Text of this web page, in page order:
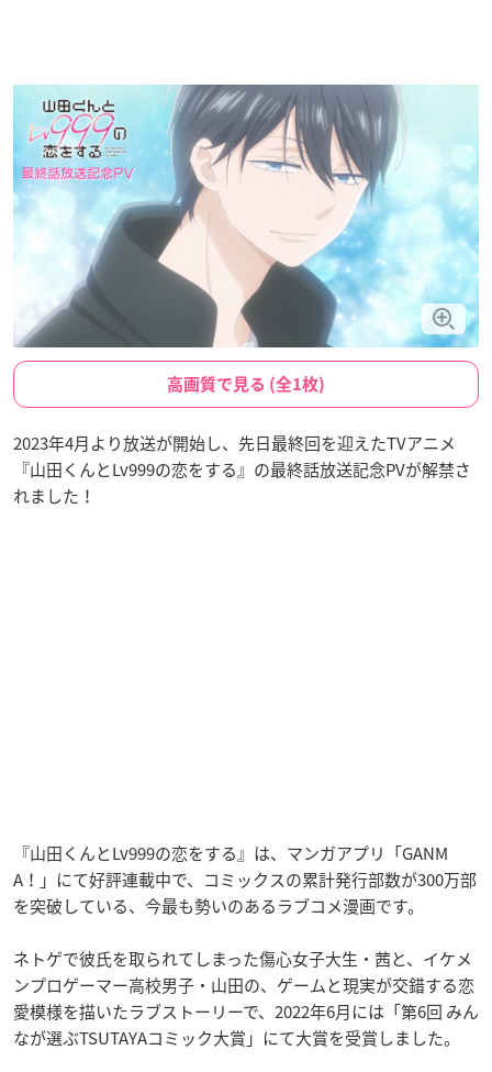
高画質で見る (全1枚)
2023年4月より放送が開始し、先日最終回を迎えたTVアニメ
『山田くんとLv999の恋をする』の最終話放送記念PVが解禁さ
れました！
『山田くんとLv999の恋をする』は、マンガアプリ「GANM
A！」にて好評連載中で、コミックスの累計発行部数が300万部
を突破している、今最も勢いのあるラブコメ漫画です。
ネトゲで彼氏を取られてしまった傷心女子大生・茜と、イケメ
ンプロゲーマー高校男子・山田の、ゲームと現実が交錯する恋
愛模様を描いたラブストーリーで、2022年6月には「第6回 みん
なが選ぶTSUTAYAコミック大賞」にて大賞を受賞しました。